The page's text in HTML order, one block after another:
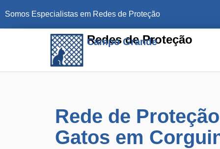
Somos Especialistas em Redes de Proteção
Redes de Proteção
Campo Grande
Rede de
Gatos em